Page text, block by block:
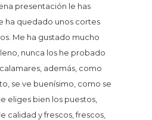
presentación le has
ha quedado unos cortes
Me ha gustado mucho
nunca los he probado
calamares, además, como
se ve buenísimo, como se
eliges bien los puestos,
calidad y frescos, frescos,